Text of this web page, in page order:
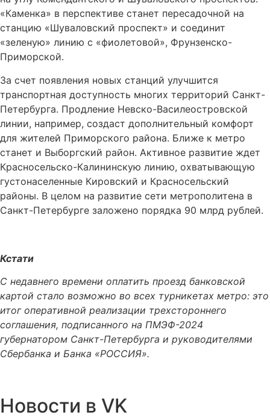
«Каменка» в перспективе станет пересадочной на
станцию «Шуваловский проспект» и соединит
«зеленую» линию с «фиолетовой», Фрунзенско-
Приморской.
За счет появления новых станций улучшится
транспортная доступность многих территорий Санкт-
Петербурга. Продление Невско-Василеостровской
линии, например, создаст дополнительный комфорт
для жителей Приморского района. Ближе к метро
станет и Выборгский район. Активное развитие ждет
Красносельско-Калининскую линию, охватывающую
густонаселенные Кировский и Красносельский
районы. В целом на развитие сети метрополитена в
Санкт-Петербурге заложено порядка 90 млрд рублей.
Кстати
С недавнего времени оплатить проезд банковской
картой стало возможно во всех турникетах метро: это
итог оперативной реализации трехстороннего
соглашения, подписанного на ПМЭФ-2024
губернатором Санкт-Петербурга и руководителями
Сбербанка и Банка «РОССИЯ».
Новости в VK